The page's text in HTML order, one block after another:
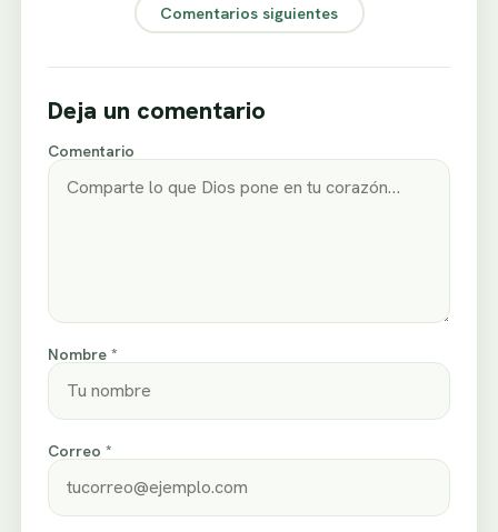
Comentarios siguientes
Deja un comentario
Comentario
Nombre *
Correo *